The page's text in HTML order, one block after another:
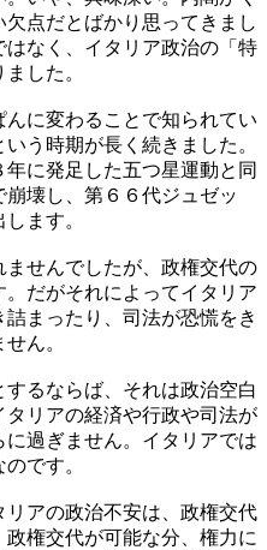
点だとばかり思ってきまし
なく、イタリア政治の「特
した。
に変わることで知られてい
う時期が長く続きました。
に発足した五つ星運動と同
壊し、第６６代ジュゼッ
ます。
せんでしたが、政権交代の
だがそれによってイタリア
まったり、司法が恐慌をき
ん。
るならば、それは政治空白
リアの経済や行政や司法が
に過ぎません。イタリアでは
です。
アの政治不安は、政権交代
権交代が可能な分、権力に